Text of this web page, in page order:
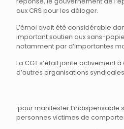
aux CRS pour les déloger.
L’émoi avait été considérable
important soutien aux sans-
notamment par d’importantes
La CGT s’était jointe activement
d’autres organisations
pour manifester l’indispensable
personnes victimes de